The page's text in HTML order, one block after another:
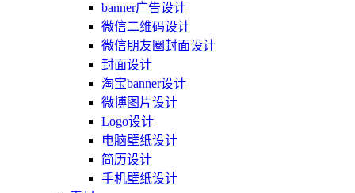
banner广告设计
微信二维码设计
微信朋友圈封面设计
封面设计
淘宝banner设计
微博图片设计
Logo设计
电脑壁纸设计
简历设计
手机壁纸设计